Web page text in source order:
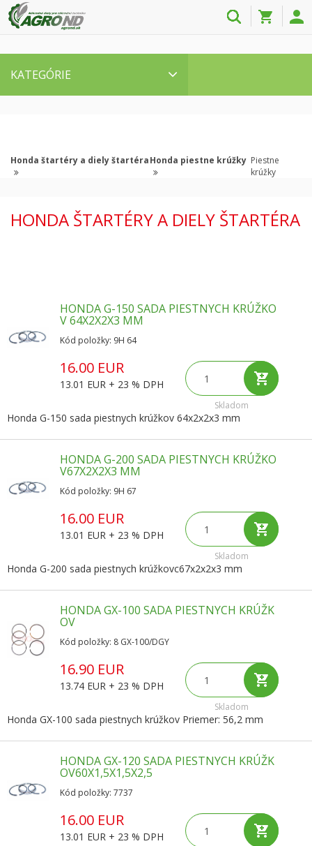
KATEGÓRIE
Honda štartéry a diely štartéraHonda piestne krúžky Piestne
krúžky
HONDA ŠTARTÉRY A DIELY ŠTARTÉRA
HONDA G-150 SADA PIESTNYCH KRÚŽKO
V 64X2X2X3 MM
Kód položky: 9H 64
16.00 EUR
13.01 EUR + 23 % DPH
Skladom
Honda G-150 sada piestnych krúžkov 64x2x2x3 mm
HONDA G-200 SADA PIESTNYCH KRÚŽKO
V67X2X2X3 MM
Kód položky: 9H 67
16.00 EUR
13.01 EUR + 23 % DPH
Skladom
Honda G-200 sada piestnych krúžkovc67x2x2x3 mm
HONDA GX-100 SADA PIESTNYCH KRÚŽK
OV
Kód položky: 8 GX-100/DGY
16.90 EUR
13.74 EUR + 23 % DPH
Skladom
Honda GX-100 sada piestnych krúžkov Priemer: 56,2 mm
HONDA GX-120 SADA PIESTNYCH KRÚŽK
OV60X1,5X1,5X2,5
Kód položky: 7737
16.00 EUR
13.01 EUR + 23 % DPH